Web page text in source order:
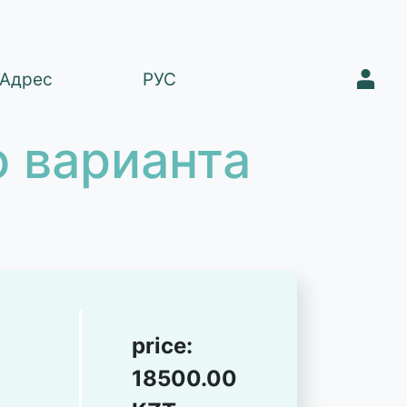
Адрес РУС 1
price:
18500.00